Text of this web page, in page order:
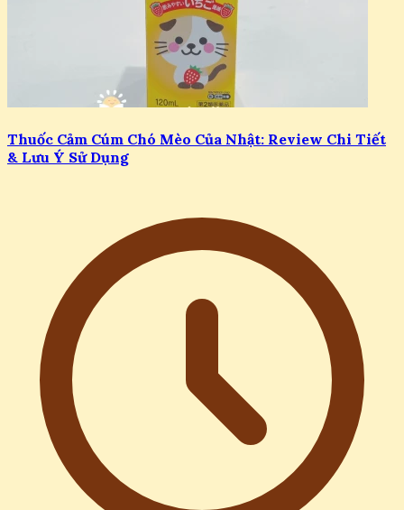
Thuốc Cảm Cúm Chó Mèo Của Nhật: Review Chi Tiết
& Lưu Ý Sử Dụng